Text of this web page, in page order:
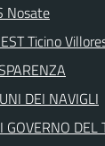
Nosate
Ticino
DEI NAVIGLI
DEL